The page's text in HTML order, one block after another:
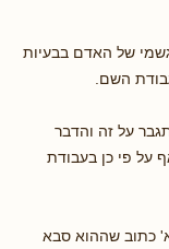
של האדם בבעיות
השם.
על זה והדבר
על פי כן בעבודת
כתוב שההוא סבא